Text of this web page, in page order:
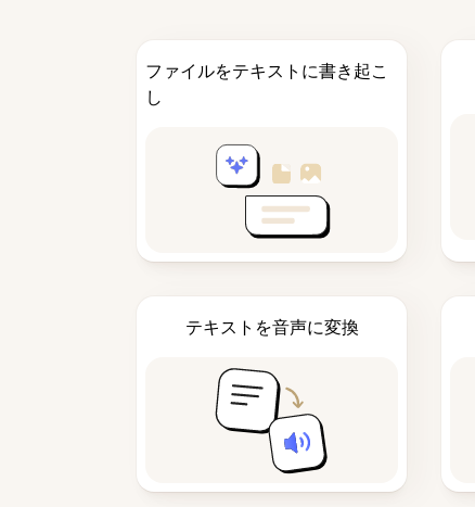
ファイルをテキストに書き起こ
し
テキストを音声に変換